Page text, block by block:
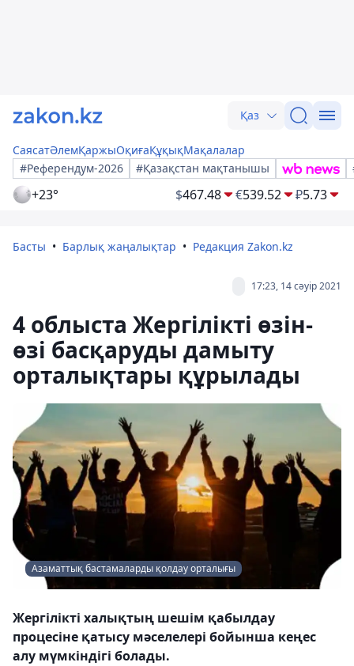
Қаз
СаясатӘлемҚаржыОқиғаҚұқықМақалалар
#Референдум-2026
#Қазақстан мақтанышы
+23° $467.48 €539.52 ₽5.73
Басты Барлық жаңалықтар Редакция Zakon.kz
17:23, 14 сәуір 2021
4 облыста Жергілікті өзін-
өзі басқаруды дамыту
орталықтары құрылады
Азаматтық бастамаларды қолдау орталығы
Жергілікті халықтың шешім қабылдау
процесіне қатысу мәселелері бойынша кеңес
алу мүмкіндігі болады.